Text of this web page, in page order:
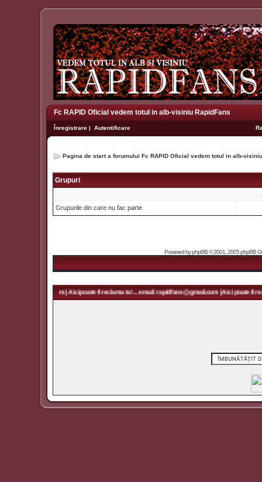
Fc RAPID Oficial vedem totul in alb-visiniu RapidFans
Înregistrare | Autentificare
Pagina de start a forumului Fc RAPID Oficial vedem totul in alb-
Grupuri
Grupurile din care nu fac parte
Powered byphpBB© 2001, 2005 phpBB
| Aici poate fi reclama ta! ... email: rapidfans@gmail.com | Aici poate fi